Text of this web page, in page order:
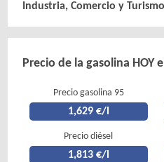
Industria, Comercio y Turismo
Precio de la gasolina HOY
Precio gasolina 95
1,629 €/l
Precio diésel
1,813 €/l